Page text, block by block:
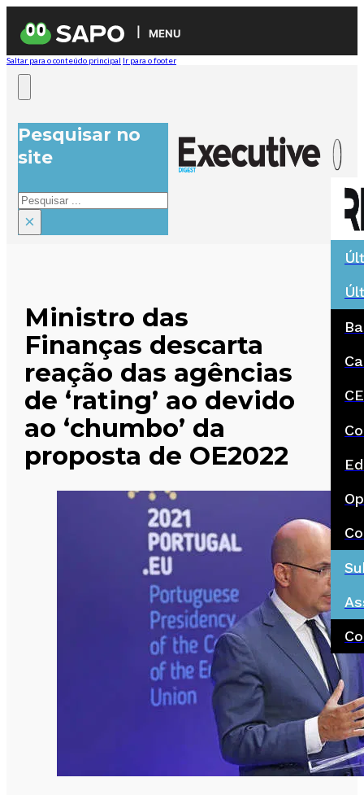
MENU
Saltar para o conteúdo principal Ir para o footer
Pesquisar no
site
Pesquisar
×
Ministro das
Finanças descarta
reação das agências
de ‘rating’ ao devido
ao ‘chumbo’ da
proposta de OE2022